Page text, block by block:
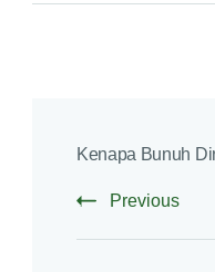
Kenapa Bunuh
Previous